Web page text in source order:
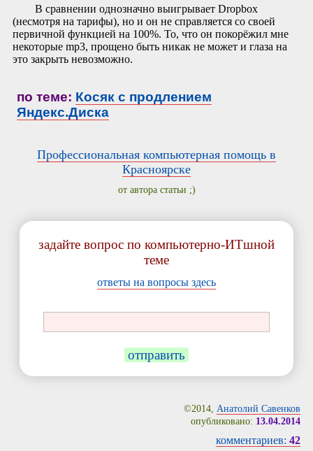
В сравнении однозначно выигрывает Dropbox
(несмотря на тарифы), но и он не справляется со своей
первичной функцией на 100%. То, что он покорёжил мне
некоторые mp3, прощено быть никак не может и глаза на
это закрыть невозможно.
по теме: Косяк с продлением
Яндекс.Диска
Профессиональная компьютерная помощь в
Красноярске
от автора статьи ;)
задайте вопрос по компьютерно-ИТшной
теме
ответы на вопросы здесь
отправить
©2014, Анатолий Савенков
опубликовано: 13.04.2014
комментариев: 42